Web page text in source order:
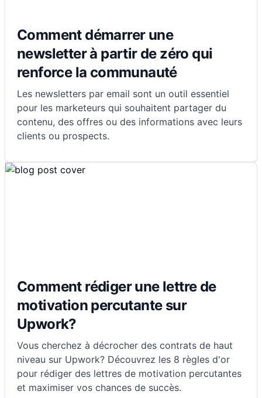
Comment démarrer une
newsletter à partir de zéro qui
renforce la communauté
Les newsletters par email sont un outil essentiel
pour les marketeurs qui souhaitent partager du
contenu, des offres ou des informations avec leurs
clients ou prospects.
Comment rédiger une lettre de
motivation percutante sur
Upwork?
Vous cherchez à décrocher des contrats de haut
niveau sur Upwork? Découvrez les 8 règles d'or
pour rédiger des lettres de motivation percutantes
et maximiser vos chances de succès.